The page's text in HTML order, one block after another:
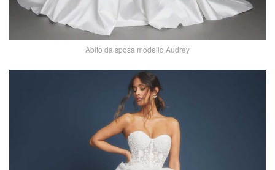
Abito da sposa modello Audrey